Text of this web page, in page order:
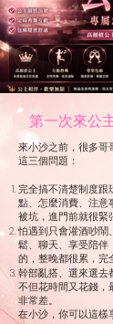
第一次來公
來小沙之前，很多哥
這三個問題：
完全搞不清楚制度跟
點、怎麼消費、注意
被坑，進門前就很緊
怕遇到只會灌酒吵鬧
鬆、聊天、享受陪伴
的，整晚都很累，完
幹部亂搭、選來選去
不但花時間又花錢，
非常差。
在小沙，你可以這樣